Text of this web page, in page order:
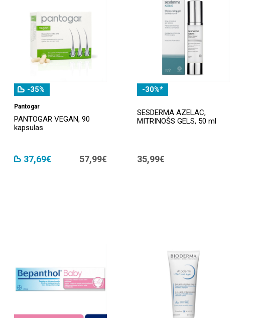
-35%
Pantogar
PANTOGAR VEGAN, 90
kapsulas
37,69€ 57,99€
-30%*
SESDERMA AZELAC,
MITRINOŠS GELS, 50 ml
35,99€